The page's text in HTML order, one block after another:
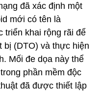
đã xác định một
mới có tên là
triển khai rộng rãi để
bị (DTO) và thực hiện
Mối đe dọa này thể
phần mềm độc
đã được thiết lập